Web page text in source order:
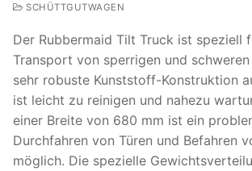
Suchen
nach:
SCHÜTTGUTWAGEN
Der Rubbermaid Tilt Truck ist speziell
Transport von sperrigen und
sehr robuste Kunststoff-Konstruktion
ist leicht zu reinigen und nahezu
einer Breite von 680 mm ist ein
Durchfahren von Türen und Befahren
möglich. Die spezielle